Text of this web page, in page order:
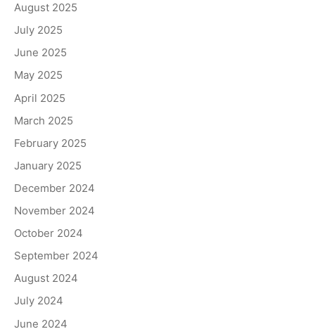
August 2025
July 2025
June 2025
May 2025
April 2025
March 2025
February 2025
January 2025
December 2024
November 2024
October 2024
September 2024
August 2024
July 2024
June 2024